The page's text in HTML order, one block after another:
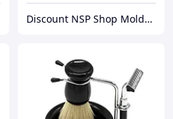
Discount NSP Shop Moldova